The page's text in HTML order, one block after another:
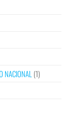
NACIONAL (1)